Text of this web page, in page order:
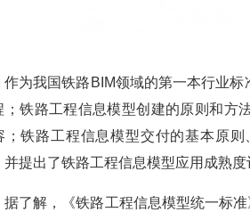
作为我国铁路BIM领域的第一本行业
；铁路工程信息模型创建的原则和方
；铁路工程信息模型交付的基本原
并提出了铁路工程信息模型应用成熟度
据了解，《铁路工程信息模型统一标